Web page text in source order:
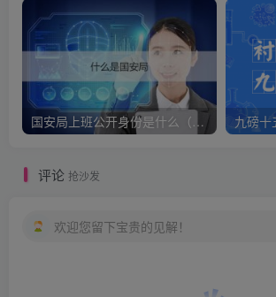
国安局上班公开身份是什么（国安身份对家人保密吗）
评论 抢沙发
欢迎您留下宝贵的见解！